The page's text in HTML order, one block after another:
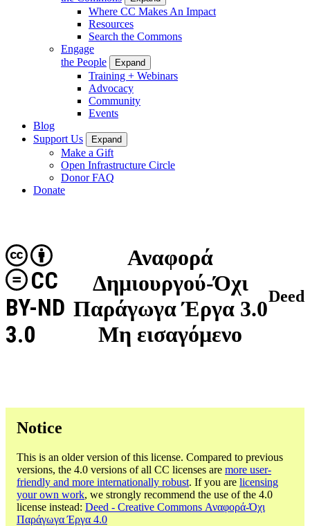
Where CC Makes An Impact
Resources
Search the Commons
Engage
the People
Expand
Training + Webinars
Advocacy
Community
Events
Blog
Support Us
Expand
Make a Gift
Open Infrastructure Circle
Donor FAQ
Donate
Αναφορά
Δημιουργού-Όχι
Παράγωγα Έργα 3.0
Μη εισαγόμενο
CC
BY-ND
3.0
Deed
Notice
This is an older version of this license. Compared to previous
versions, the 4.0 versions of all CC licenses are more user-
friendly and more internationally robust. If you are licensing
your own work, we strongly recommend the use of the 4.0
license instead: Deed - Creative Commons Αναφορά-Όχι
Παράγωγα Έργα 4.0